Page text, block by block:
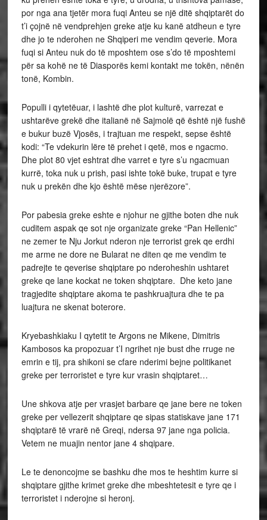
por nga ana tjetër mora fuqi Anteu se një ditë shqiptarët do
t’i çojnë në vendprehjen greke atje ku kanë atdheun e tyre
dhe jo te nderohen ne Shqiperi me vendim qeverie. Mora
fuqi si Anteu nuk do të mposhtem ose s’do të mposhtemi
për sa kohë ne të Diasporës kemi kontakt me tokën, nënën
tonë, Kombin.
Populli i qytetëuar, i lashtë dhe plot kulturë, varrezat e
ushtarëve grekë dhe italianë në Sajmolë që është një fushë
e bukur buzë Vjosës, i trajtuan me respekt, sepse është
kodi: “Te vdekurin lëre të prehet i qetë, mos e ngacmo.
Dhe plot 80 vjet eshtrat dhe varret e tyre s’u ngacmuan
kurrë, toka nuk u prish, pasi ishte tokë buke, trupat e tyre
nuk u prekën dhe kjo është mëse njerëzore”.
Por pabesia greke eshte e njohur ne gjithe boten dhe nuk
cuditem aspak qe sot nje organizate greke “Pan Hellenic”
ne zemer te Nju Jorkut nderon nje terrorist grek qe erdhi
me arme ne dore ne Bularat ne diten qe me vendim te
padrejte te qeverise shqiptare po nderoheshin ushtaret
greke qe lane kockat ne token shqiptare. Dhe keto jane
tragjedite shqiptare akoma te pashkruajtura dhe te pa
luajtura ne skenat boterore.
Kryebashkiaku I qytetit te Argons ne Mikene, Dimitris
Kambosos ka propozuar t’I ngrihet nje bust dhe rruge ne
emrin e tij, pra shikoni se cfare nderimi bejne politikanet
greke per terroristet e tyre kur vrasin shqiptaret…
Une shkova atje per vrasjet barbare qe jane bere ne token
greke per vellezerit shqiptare qe sipas statiskave jane 171
shqiptarë të vrarë në Greqi, ndersa 97 jane nga policia.
Vetem ne muajin nentor jane 4 shqipare.
Le te denoncojme se bashku dhe mos te heshtim kurre si
shqiptare gjithe krimet greke dhe mbeshtetesit e tyre qe i
terroristet i nderojne si heronj.